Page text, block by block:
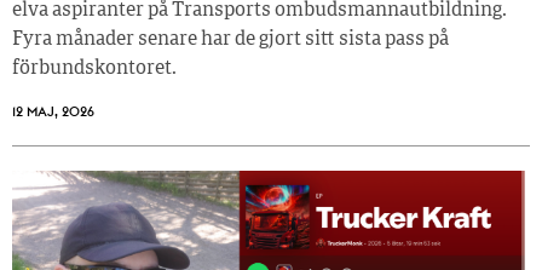
elva aspiranter på Transports ombudsmannautbildning.
Fyra månader senare har de gjort sitt sista pass på
förbundskontoret.
12 MAJ, 2026